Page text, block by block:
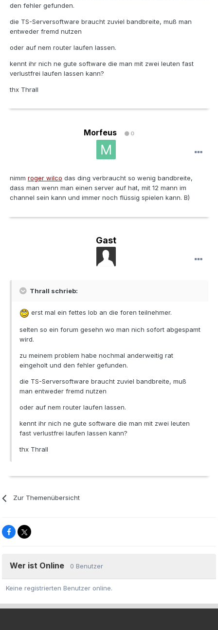
den fehler gefunden.
die TS-Serversoftware braucht zuviel bandbreite, muß man
entweder fremd nutzen
oder auf nem router laufen lassen.
kennt ihr nich ne gute software die man mit zwei leuten fast
verlustfrei laufen lassen kann?
thx Thrall
Morfeus 0
nimm roger wilco das ding verbraucht so wenig bandbreite,
dass man wenn man einen server auf hat, mit 12 mann im
channel sein kann und immer noch flüssig spielen kann. B)
Gast
Thrall schrieb:
erst mal ein fettes lob an die foren teilnehmer.
selten so ein forum gesehn wo man nich sofort abgespamt
wird.
zu meinem problem habe nochmal anderweitig rat
eingeholt und den fehler gefunden.
die TS-Serversoftware braucht zuviel bandbreite, muß
man entweder fremd nutzen
oder auf nem router laufen lassen.
kennt ihr nich ne gute software die man mit zwei leuten
fast verlustfrei laufen lassen kann?
thx Thrall
Zur Themenübersicht
Wer ist Online 0 Benutzer
Keine registrierten Benutzer online.